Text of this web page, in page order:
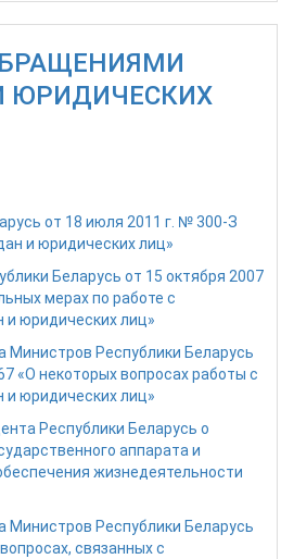
ЮРИДИЧЕСКИХ
от 18 июля 2011 г. № 300-З
и юридических лиц»
Беларусь от 15 октября 2007
мерах по работе с
юридических лиц»
Министров Республики Беларусь
«О некоторых вопросах работы с
юридических лиц»
Республики Беларусь о
аппарата и
жизнедеятельности
Министров Республики Беларусь
связанных с